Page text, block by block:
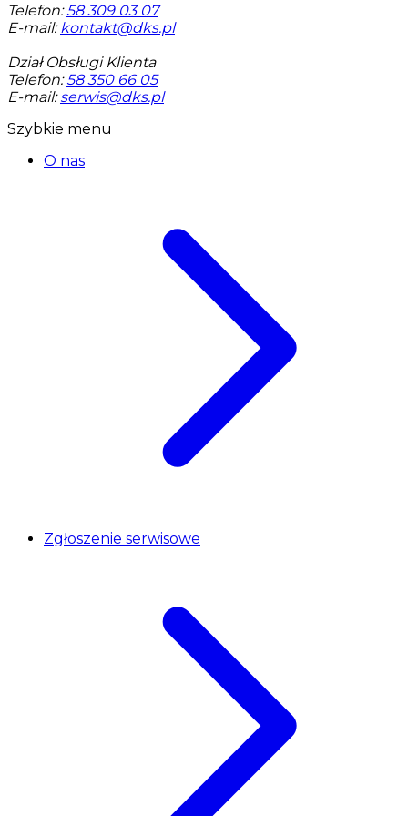
Telefon: 58 309 03 07
E-mail: kontakt@dks.pl
Dział Obsługi Klienta
Telefon: 58 350 66 05
E-mail: serwis@dks.pl
Szybkie menu
O nas
Zgłoszenie serwisowe